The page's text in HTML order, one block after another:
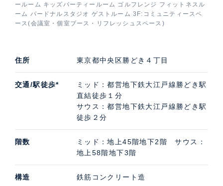
には、新しい都心のシーサイドマリーナの中心として水
景を愉しむ「セントラルラグーン」と呼ばれる広場があ
リニックモール、スポーツアリーナ、スーパーマーケッ
路で駅直結、パークタワー勝どきサウスは庇のある貫通
通路を通ってメトロパビリオン（新設駅出入口）まで駅
まで快適にアクセスできます。
パークタワー勝どきミッドの特徴的な共用施設
8階にはホテルがテーマの共用施設が集約されていま
ールーム キッズパーティールーム ゴルフレンジ フィットネスル
ーム パードナルスタジオ ゲストルーム 3F:コミュニティースペ
ース(会議室・個室ブース・リフレッシュスペース)
住所 東京都中央区勝どき４丁目
交通/駅徒歩*
ミッド：都営地下鉄大江戸線勝どき駅
直結徒歩１分
サウス：都営地下鉄大江戸線勝どき駅
徒歩２分
階数
ミッド：地上45階地下2階 サウス：
地上58階地下3階
構造 鉄筋コンクリート造